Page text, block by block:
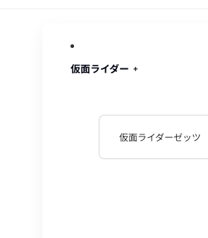
仮面ライダー
仮面ライダーゼッツ